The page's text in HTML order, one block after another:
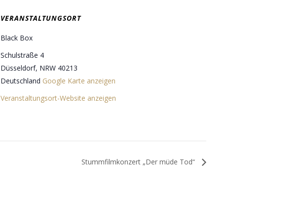
VERANSTALTUNGSORT
Black Box
Schulstraße 4
Düsseldorf, NRW 40213
Deutschland Google Karte anzeigen
Veranstaltungsort-Website anzeigen
Stummfilmkonzert „Der müde Tod“